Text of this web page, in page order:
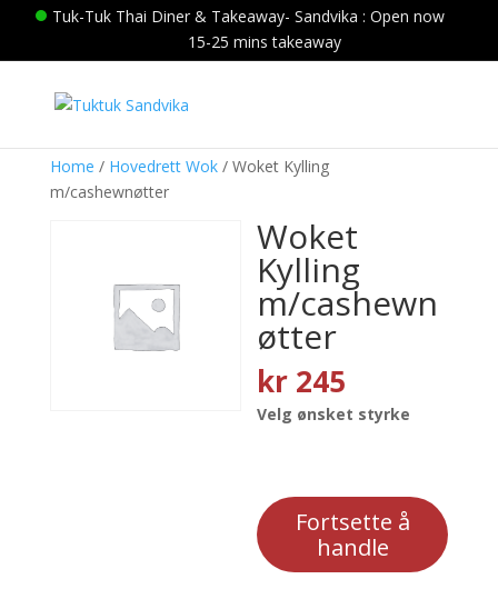
Tuk-Tuk Thai Diner & Takeaway- Sandvika : Open now
15-25 mins takeaway
Home / Hovedrett Wok/ Woket Kylling
m/cashewnøtter
Woket
Kylling
m/cashewn
øtter
kr 245
Velg ønsket styrke
Fortsette å
handle